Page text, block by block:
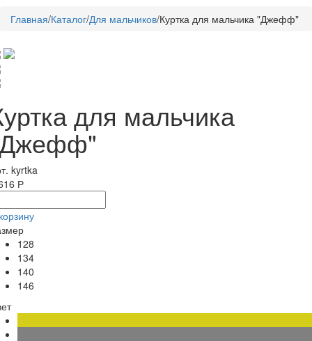
Главная/Каталог/Для мальчиков/Куртка для мальчика "Джефф"
для мальчика
kyrtka
Р
128
134
140
146